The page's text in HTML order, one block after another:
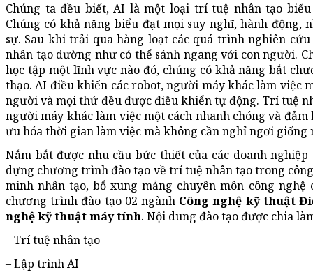
Chúng ta đều biết, AI là một loại trí tuệ nhân tạo
Chúng có khả năng biểu đạt mọi suy nghĩ, hành động,
sự. Sau khi trải qua hàng loạt các quá trình nghiên
nhân tạo dường như có thể sánh ngang với con người.
học tập một lĩnh vực nào đó, chúng có khả năng bắt
thạo. AI điều khiển các robot, người máy khác làm việc
người và mọi thứ đều được điều khiển tự động. Trí tuệ
người máy khác làm việc một cách nhanh chóng và
ưu hóa thời gian làm việc mà không cần nghỉ ngơi giống
Nắm bắt được nhu cầu bức thiết của các doanh
dựng chương trình đào tạo về trí tuệ nhân tạo trong
minh nhân tạo, bổ xung mảng chuyên môn công
chương trình đào tạo 02 ngành Công nghệ kỹ thuật
nghệ kỹ thuật máy tính. Nội dung đào tạo được chia
– Trí tuệ nhân tạo
– Lập trình AI